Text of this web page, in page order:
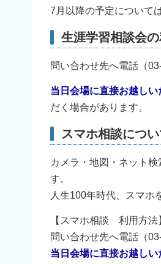
7月以降の予定について
生涯学習相談会
問い合わせ先へ電話（
当日会場に直接お越しい
だく場合があります。
スマホ相談につ
カメラ・地図・ネット
す。
人生100年時代、スマホ
【スマホ相談 利用方法
問い合わせ先へ電話（
当日会場に直接お越しい